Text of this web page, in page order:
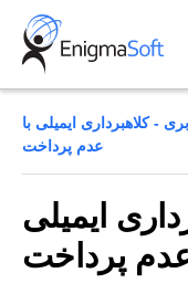
Skip
content
- کلاهبرداری ایمیلی با
عدم پرداخت
ایمیلی
عدم پرداخت